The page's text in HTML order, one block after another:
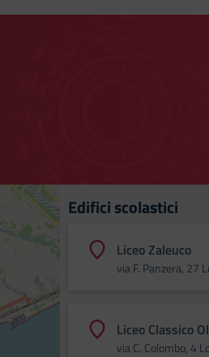
Edifici scolastici
Liceo Zaleuco
via F. Panzera, 27
Liceo Classico
via C. Colombo, 4